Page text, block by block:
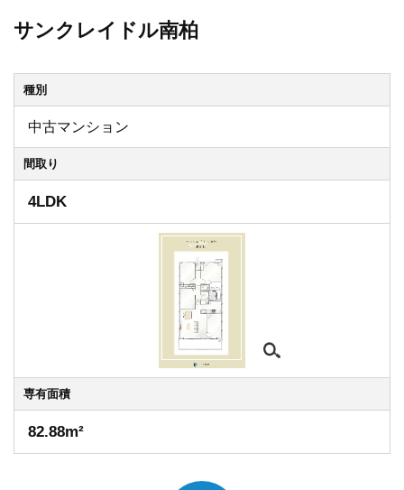
サンクレイドル南柏
種別
中古マンション
間取り
4LDK
専有面積
82.88m²